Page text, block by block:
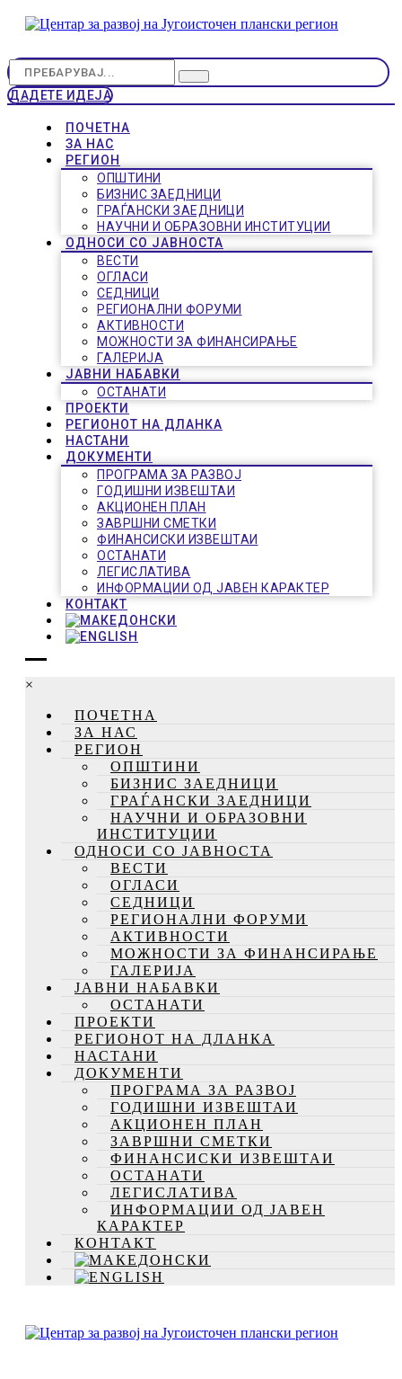
ДАДЕТЕ ИДЕЈА
ПОЧЕТНА
ЗА НАС
РЕГИОН
ОПШТИНИ
БИЗНИС ЗАЕДНИЦИ
ГРАЃАНСКИ ЗАЕДНИЦИ
НАУЧНИ И ОБРАЗОВНИ ИНСТИТУЦИИ
ОДНОСИ СО ЈАВНОСТА
ВЕСТИ
ОГЛАСИ
СЕДНИЦИ
РЕГИОНАЛНИ ФОРУМИ
АКТИВНОСТИ
МОЖНОСТИ ЗА ФИНАНСИРАЊЕ
ГАЛЕРИЈА
ЈАВНИ НАБАВКИ
ОСТАНАТИ
ПРОЕКТИ
РЕГИОНОТ НА ДЛАНКА
НАСТАНИ
ДОКУМЕНТИ
ПРОГРАМА ЗА РАЗВОЈ
ГОДИШНИ ИЗВЕШТАИ
АКЦИОНЕН ПЛАН
ЗАВРШНИ СМЕТКИ
ФИНАНСИСКИ ИЗВЕШТАИ
ОСТАНАТИ
ЛЕГИСЛАТИВА
ИНФОРМАЦИИ ОД ЈАВЕН КАРАКТЕР
КОНТАКТ
×
ПОЧЕТНА
ЗА НАС
РЕГИОН
ОПШТИНИ
БИЗНИС ЗАЕДНИЦИ
ГРАЃАНСКИ ЗАЕДНИЦИ
НАУЧНИ И ОБРАЗОВНИ
ИНСТИТУЦИИ
ОДНОСИ СО ЈАВНОСТА
ВЕСТИ
ОГЛАСИ
СЕДНИЦИ
РЕГИОНАЛНИ ФОРУМИ
АКТИВНОСТИ
МОЖНОСТИ ЗА ФИНАНСИРАЊЕ
ГАЛЕРИЈА
ЈАВНИ НАБАВКИ
ОСТАНАТИ
ПРОЕКТИ
РЕГИОНОТ НА ДЛАНКА
НАСТАНИ
ДОКУМЕНТИ
ПРОГРАМА ЗА РАЗВОЈ
ГОДИШНИ ИЗВЕШТАИ
АКЦИОНЕН ПЛАН
ЗАВРШНИ СМЕТКИ
ФИНАНСИСКИ ИЗВЕШТАИ
ОСТАНАТИ
ЛЕГИСЛАТИВА
ИНФОРМАЦИИ ОД ЈАВЕН
КАРАКТЕР
КОНТАКТ